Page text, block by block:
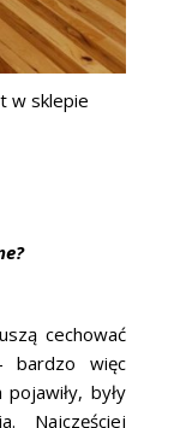
w sklepie
cechować
bardzo więc
były
Najczęściej